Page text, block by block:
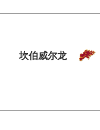
坎伯威尔龙